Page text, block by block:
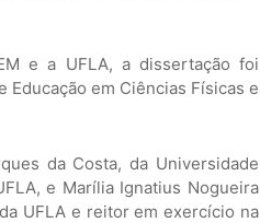
e a UFLA, a dissertação foi
em Ciências Físicas e
da Costa, da Universidade
e Marília Ignatius Nogueira
UFLA e reitor em exercício na